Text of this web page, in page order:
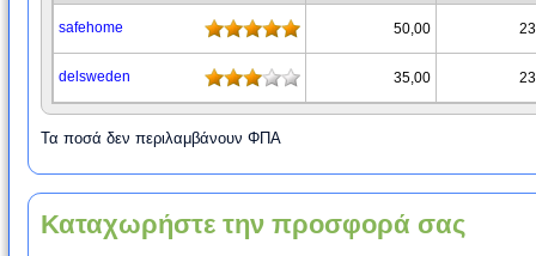
safehome 50,00
delsweden 35,00
Τα ποσά δεν περιλαμβάνουν ΦΠΑ
Καταχωρήστε την προσφορά σας